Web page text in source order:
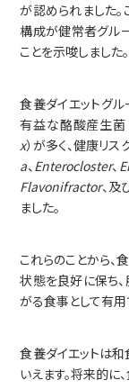
が認められました
構成が健常者グル
ことを示唆しました。
食養ダイエットグ
有益な酪酸産生菌
x）が多く、健康リ
a、Enterocloster、
Flavonifractor、及
ました。
これらのことから
状態を良好に保ち
がる食事として有
食養ダイエットは
いえます。将来的に